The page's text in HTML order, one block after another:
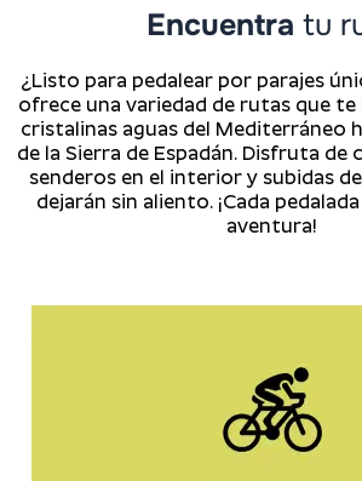
Encuentra tu
¿Listo para pedalear por parajes
ofrece una variedad de rutas que te
cristalinas aguas del Mediterráneo
de la Sierra de Espadán. Disfruta de
senderos en el interior y subidas
dejarán sin aliento. ¡Cada
aventura!